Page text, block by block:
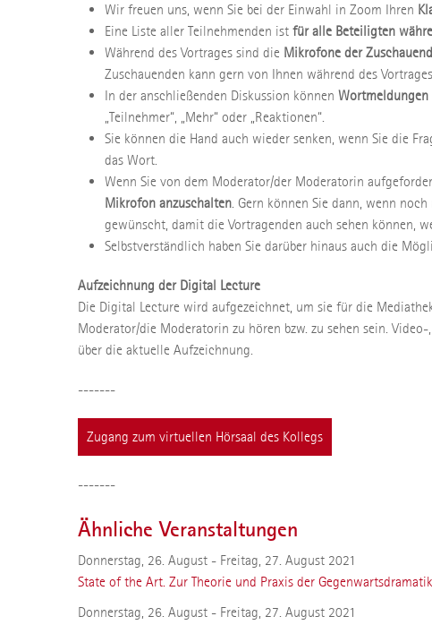
Wir freuen uns, wenn Sie bei der Einwahl in Zoom Ihren
Eine Liste aller Teilnehmenden ist für alle Beteiligten
Während des Vortrages sind die Mikrofone der
Zuschauenden kann gern von Ihnen während des
In der anschließenden Diskussion können Wortmeldungen
„Teilnehmer“, „Mehr“ oder „Reaktionen“.
Sie können die Hand auch wieder senken, wenn Sie die
das Wort.
Wenn Sie von dem Moderator/der Moderatorin
Mikrofon anzuschalten. Gern können Sie dann, wenn
gewünscht, damit die Vortragenden auch sehen können,
Selbstverständlich haben Sie darüber hinaus auch die
Aufzeichnung der Digital Lecture
Die Digital Lecture wird aufgezeichnet, um sie für die
Moderator/die Moderatorin zu hören bzw. zu sehen sein.
über die aktuelle Aufzeichnung.
-------
Zugang zum virtuellen Hörsaal des Kollegs
-------
Ähnliche Veranstaltungen
Donnerstag, 26. August - Freitag, 27. August 2021
State of the Art. Zur Theorie und Praxis der Gegenwartsdramatik
Donnerstag, 26. August - Freitag, 27. August 2021